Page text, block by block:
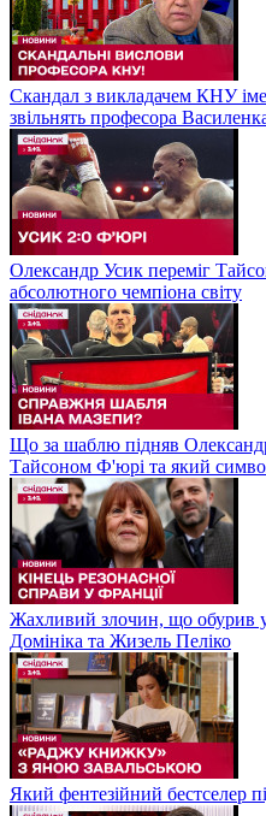
Скандал з викладачем КНУ
звільнять професора
Олександр Усик переміг
абсолютного чемпіона світу
Що за шаблю підняв
Тайсоном Ф'юрі та який
Жахливий злочин, що обурив
Домініка та Жизель Пеліко
Який фентезійний бестселер